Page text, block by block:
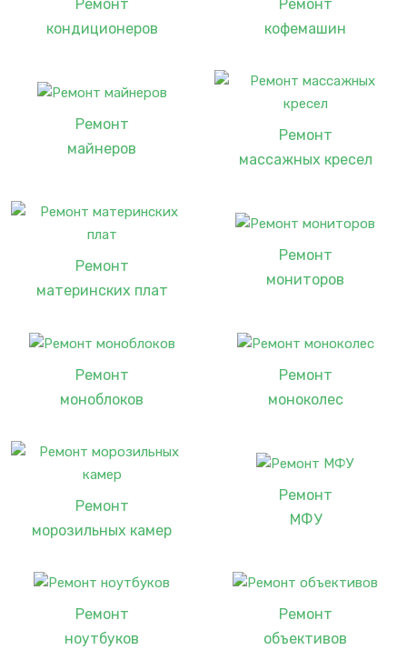
Ремонт
кондиционеров
Ремонт
кофемашин
Ремонт
майнеров
Ремонт
массажных кресел
Ремонт
материнских плат
Ремонт
мониторов
Ремонт
моноблоков
Ремонт
моноколес
Ремонт
морозильных камер
Ремонт
МФУ
Ремонт
ноутбуков
Ремонт
объективов